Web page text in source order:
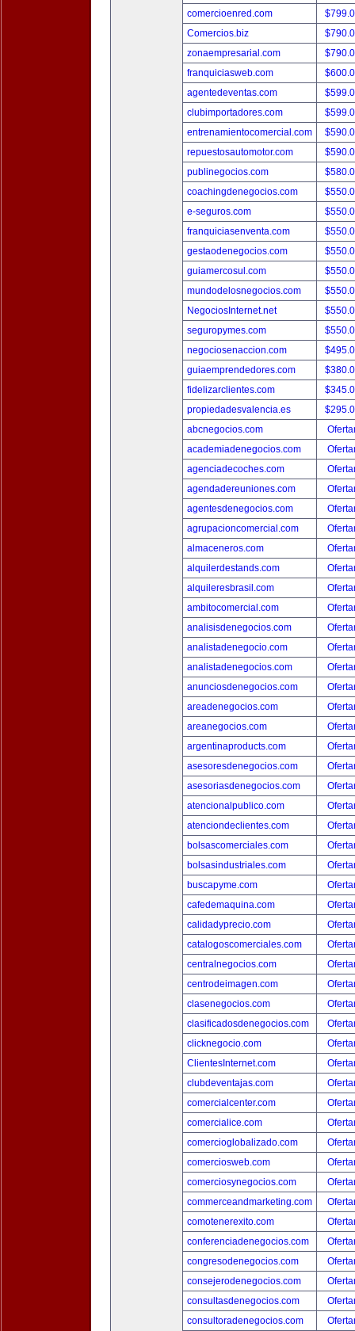
comercioenred.com
Comercios.biz
zonaempresarial.com
franquiciasweb.com
agentedeventas.com
clubimportadores.com
entrenamientocomercial.com
repuestosautomotor.com
publinegocios.com
coachingdenegocios.com
e-seguros.com
franquiciasenventa.com
gestaodenegocios.com
guiamercosul.com
mundodelosnegocios.com
NegociosInternet.net
seguropymes.com
negociosenaccion.com
guiaemprendedores.com
fidelizarclientes.com
propiedadesvalencia.es
abcnegocios.com
academiadenegocios.com
agenciadecoches.com
agendadereuniones.com
agentesdenegocios.com
agrupacioncomercial.com
almaceneros.com
alquilerdestands.com
alquileresbrasil.com
ambitocomercial.com
analisisdenegocios.com
analistadenegocio.com
analistadenegocios.com
anunciosdenegocios.com
areadenegocios.com
areanegocios.com
argentinaproducts.com
asesoresdenegocios.com
asesoriasdenegocios.com
atencionalpublico.com
atenciondeclientes.com
bolsascomerciales.com
bolsasindustriales.com
buscapyme.com
cafedemaquina.com
calidadyprecio.com
catalogoscomerciales.com
centralnegocios.com
centrodeimagen.com
clasenegocios.com
clasificadosdenegocios.com
clicknegocio.com
ClientesInternet.com
clubdeventajas.com
comercialcenter.com
comercialice.com
comercioglobalizado.com
comerciosweb.com
comerciosynegocios.com
commerceandmarketing.com
comotenerexito.com
conferenciadenegocios.com
congresodenegocios.com
consejerodenegocios.com
consultasdenegocios.com
consultoradenegocios.com